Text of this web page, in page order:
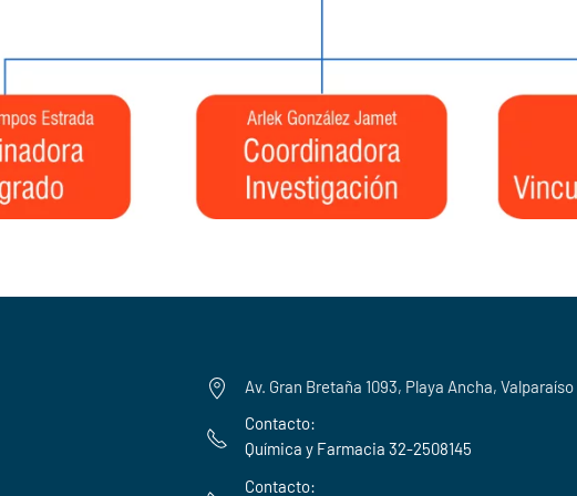
Av. Gran Bretaña 1093, Playa Ancha, Valparaíso
Contacto:
Química y Farmacia 32-2508145
Contacto: